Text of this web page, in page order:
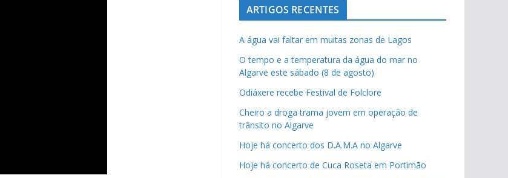
ARTIGOS RECENTES
A água vai faltar em muitas zonas de Lagos
O tempo e a temperatura da água do mar no
Algarve este sábado (8 de agosto)
Odiáxere recebe Festival de Folclore
Cheiro a droga trama jovem em operação de
trânsito no Algarve
Hoje há concerto dos D.A.M.A no Algarve
Hoje há concerto de Cuca Roseta em Portimão